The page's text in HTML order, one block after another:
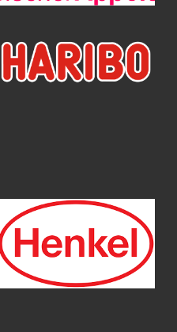
Show larger version
Show larger version